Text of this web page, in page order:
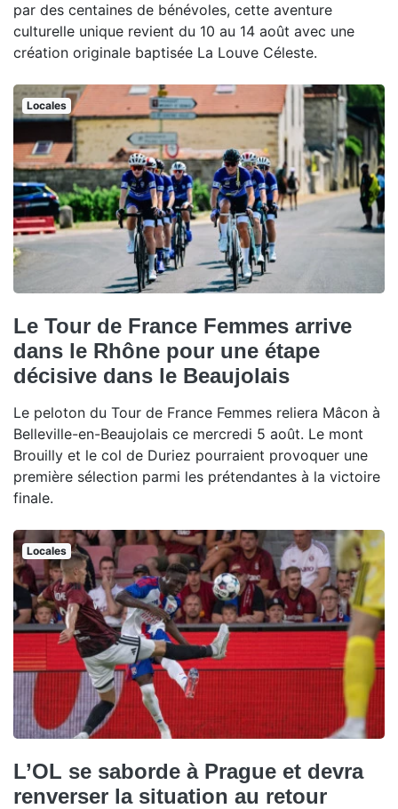
par des centaines de bénévoles, cette aventure
culturelle unique revient du 10 au 14 août avec une
création originale baptisée La Louve Céleste.
Locales
Le Tour de France Femmes arrive
dans le Rhône pour une étape
décisive dans le Beaujolais
Le peloton du Tour de France Femmes reliera Mâcon à
Belleville-en-Beaujolais ce mercredi 5 août. Le mont
Brouilly et le col de Duriez pourraient provoquer une
première sélection parmi les prétendantes à la victoire
finale.
Locales
L’OL se saborde à Prague et devra
renverser la situation au retour